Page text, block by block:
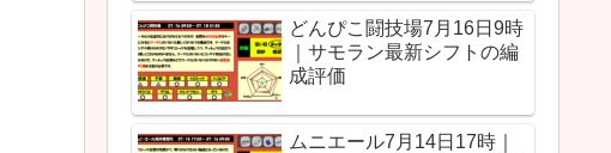
どんぴこ闘技場7月16日9時
｜サモラン最新シフトの編
成評価
ムニエール7月14日17時｜